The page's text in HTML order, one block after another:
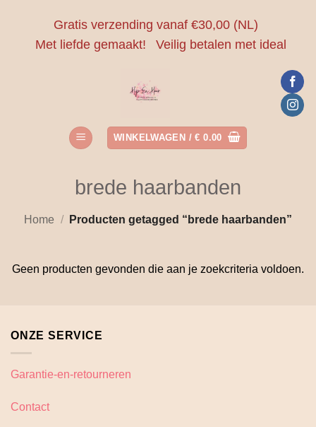
Gratis verzending vanaf €30,00 (NL)
Met liefde gemaakt!
Veilig betalen met ideal
WINKELWAGEN /€ 0.00
brede haarbanden
Home / Producten getagged “brede haarbanden”
Geen producten gevonden die aan je zoekcriteria voldoen.
ONZE SERVICE
Garantie-en-retourneren
Contact